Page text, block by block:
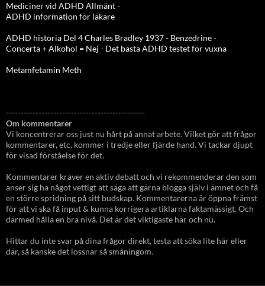
Mediciner vid ADHD Allmänt-
ADHD information för läkare
ADHD historia Del 4 Charles Bradley 1937 - Benzedrine-
Concerta + Alkohol = Nej - Det bästa ADHD testet för vuxna
Metamfetamin Meth
-----------------------------------------------
Om kommentarer
Vi koncentrerar oss just nu hårt på annat arbete. Vilket gör att frågor
kommentarer, etc, kommer i tredje eller fjärde hand. Vi tackar djupt
för visad förståelse för det.
Kommentarer kräver en aktiv debatt och vi rekommenderar den som
anser sig ha något vettigt att säga att gärna blogga själv i ämnet och få
en större spridning på sitt budskap. Kommentarerna är öppna främst
för att vi ska få input & kunna korrigera artiklarna faktamässigt. Och
därmed hålla en bra nivå. Det är det viktigaste här och nu.
Hittar du inte svar på dina frågor direkt, testa att söka lite här eller
där, så kanske det lossnar så småningom.